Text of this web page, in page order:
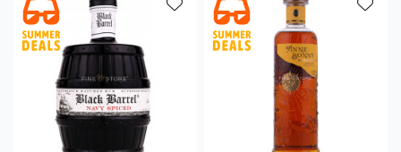
contrar fiind clasificat ca rhum arrangé, adică un rom
aromatizat. Romul condimentat nu trebuie sa fie picant,
aşa cum se crede, dar poate fi dacă se doreşte acest
lucru. Cel mai popular rom spiced de pe piaţă este
Captain Morgan Original Spiced Gold, acesta fiind de
altfel şi sortimentul care a dat tonul “modei” romurilor